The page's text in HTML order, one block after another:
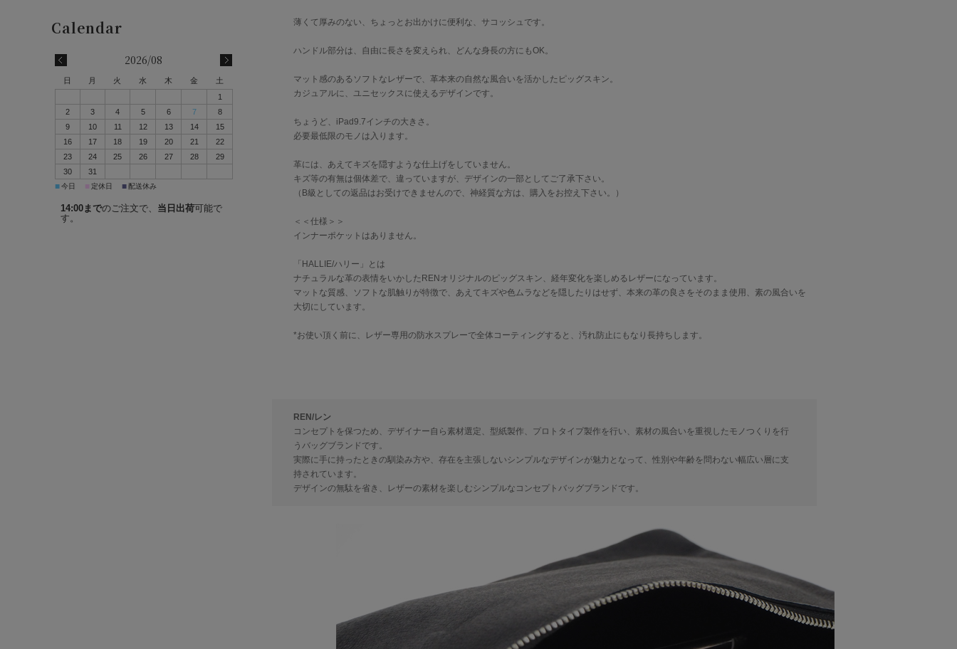
薄くて厚みのない、ちょっとお出かけに便利な、サコッシュです。
ハンドル部分は、自由に長さを変えられ、どんな身長の方にもOK。
マット感のあるソフトなレザーで、革本来の自然な風合いを活かしたピッグスキン。
カジュアルに、ユニセックスに使えるデザインです。
ちょうど、iPad9.7インチの大きさ。
必要最低限のモノは入ります。
革には、あえてキズを隠すような仕上げをしていません。
キズ等の有無は個体差で、違っていますが、デザインの一部としてご了承下さい。
（B級としての返品はお受けできませんので、神経質な方は、購入をお控え下さい。）
＜＜仕様＞＞
インナーポケットはありません。
「HALLIE/ハリー」とは
ナチュラルな革の表情をいかしたRENオリジナルのピッグスキン、経年変化を楽しめるレザーになっています。
マットな質感、ソフトな肌触りが特徴で、あえてキズや色ムラなどを隠したりはせず、本来の革の良さをそのまま使用、素の風合いを
大切にしています。
*お使い頂く前に、レザー専用の防水スプレーで全体コーティングすると、汚れ防止にもなり長持ちします。
REN/レン
コンセプトを保つため、デザイナー自ら素材選定、型紙製作、プロトタイプ製作を行い、素材の風合いを重視したモノつくりを行
うバッグブランドです。
実際に手に持ったときの馴染み方や、存在を主張しないシンプルなデザインが魅力となって、性別や年齢を問わない幅広い層に支
持されています。
デザインの無駄を省き、レザーの素材を楽しむシンプルなコンセプトバッグブランドです。
2026/08
日 月 火 水 木 金
土
1
2
3 4 5 6 7
8
9
10 11 12 13 14
15
16
17 18 19 20 21
22
23
24 25 26 27 28
29
30
31
■今日 ■ 定休日 ■配送休み
14:00までのご注文で、 当日出荷可能で
す。